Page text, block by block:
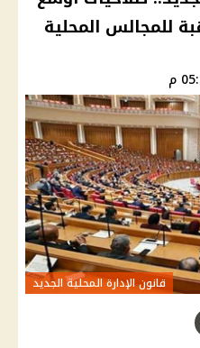
للمجالس المحلية
قانون الإدارة المحلية الجديد